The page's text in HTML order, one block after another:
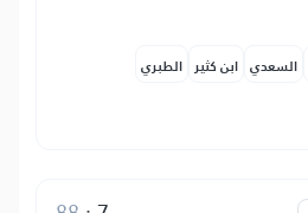
السعدي ابن كثير الطبري